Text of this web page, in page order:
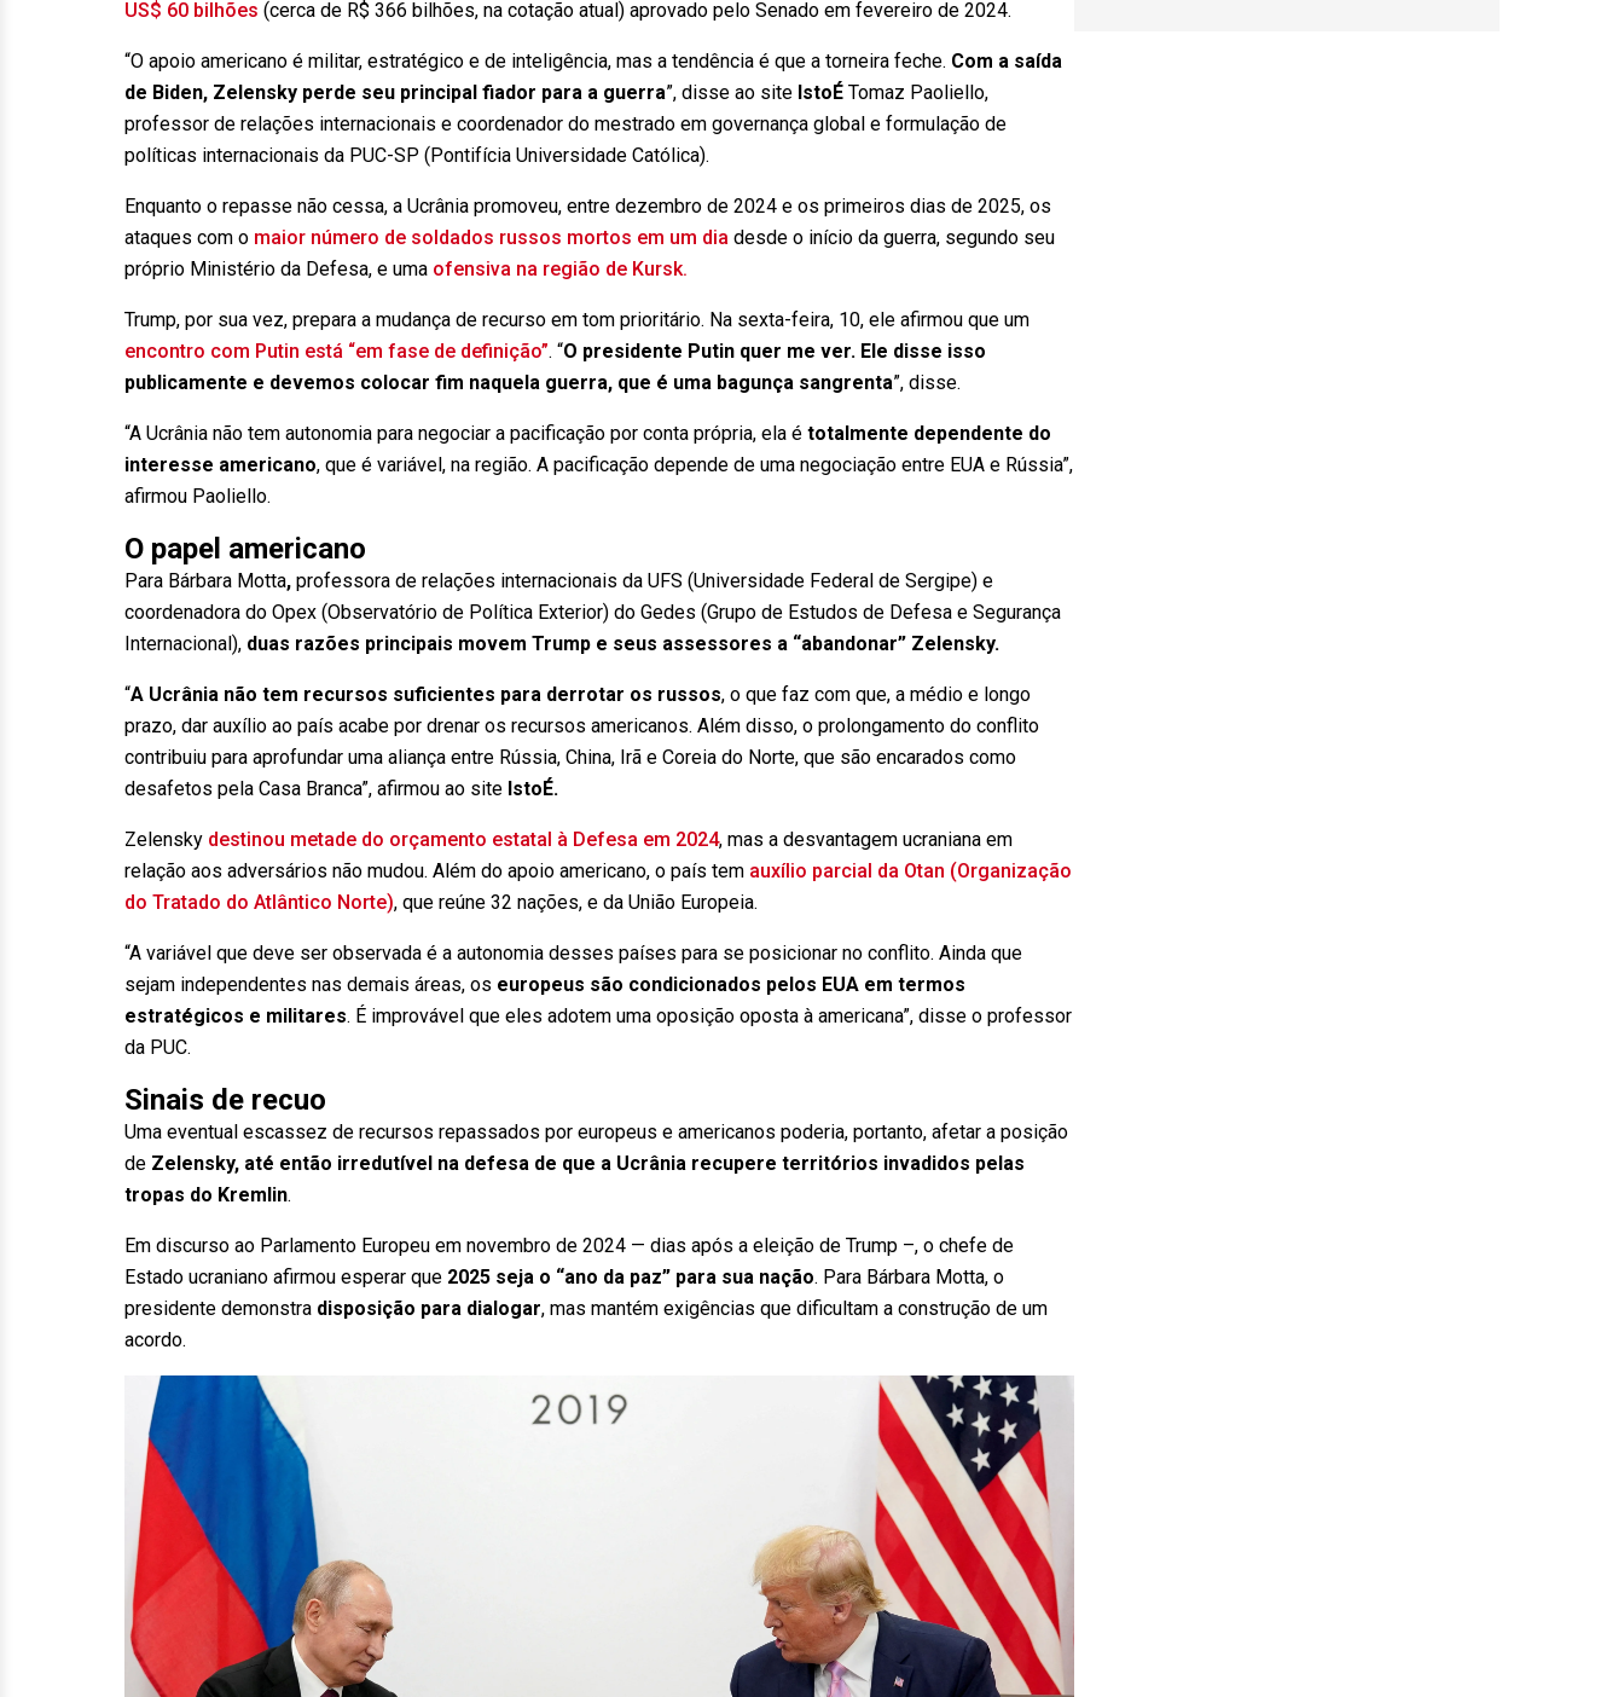
US$ 60 bilhões (cerca de R$ 366 bilhões, na cotação atual) aprovado pelo Senado em fevereiro de 2024.
“O apoio americano é militar, estratégico e de inteligência, mas a tendência é que a torneira feche. Com a saída
de Biden, Zelensky perde seu principal fiador para a guerra”, disse ao site IstoÉ Tomaz Paoliello,
professor de relações internacionais e coordenador do mestrado em governança global e formulação de
políticas internacionais da PUC-SP (Pontifícia Universidade Católica).
Enquanto o repasse não cessa, a Ucrânia promoveu, entre dezembro de 2024 e os primeiros dias de 2025, os
ataques com o maior número de soldados russos mortos em um dia desde o início da guerra, segundo seu
próprio Ministério da Defesa, e uma ofensiva na região de Kursk.
Trump, por sua vez, prepara a mudança de recurso em tom prioritário. Na sexta-feira, 10, ele afirmou que um
encontro com Putin está “em fase de definição”. “O presidente Putin quer me ver. Ele disse isso
publicamente e devemos colocar fim naquela guerra, que é uma bagunça sangrenta”, disse.
“A Ucrânia não tem autonomia para negociar a pacificação por conta própria, ela é totalmente dependente do
interesse americano, que é variável, na região. A pacificação depende de uma negociação entre EUA e Rússia”,
afirmou Paoliello.
O papel americano
Para Bárbara Motta, professora de relações internacionais da UFS (Universidade Federal de Sergipe) e
coordenadora do Opex (Observatório de Política Exterior) do Gedes (Grupo de Estudos de Defesa e Segurança
Internacional), duas razões principais movem Trump e seus assessores a “abandonar” Zelensky.
“A Ucrânia não tem recursos suficientes para derrotar os russos, o que faz com que, a médio e longo
prazo, dar auxílio ao país acabe por drenar os recursos americanos. Além disso, o prolongamento do conflito
contribuiu para aprofundar uma aliança entre Rússia, China, Irã e Coreia do Norte, que são encarados como
desafetos pela Casa Branca”, afirmou ao site IstoÉ.
Zelensky destinou metade do orçamento estatal à Defesa em 2024, mas a desvantagem ucraniana em
relação aos adversários não mudou. Além do apoio americano, o país tem auxílio parcial da Otan (Organização
do Tratado do Atlântico Norte), que reúne 32 nações, e da União Europeia.
“A variável que deve ser observada é a autonomia desses países para se posicionar no conflito. Ainda que
sejam independentes nas demais áreas, os europeus são condicionados pelos EUA em termos
estratégicos e militares. É improvável que eles adotem uma oposição oposta à americana”, disse o professor
da PUC.
Sinais de recuo
Uma eventual escassez de recursos repassados por europeus e americanos poderia, portanto, afetar a posição
de Zelensky, até então irredutível na defesa de que a Ucrânia recupere territórios invadidos pelas
tropas do Kremlin.
Em discurso ao Parlamento Europeu em novembro de 2024 — dias após a eleição de Trump –, o chefe de
Estado ucraniano afirmou esperar que 2025 seja o “ano da paz” para sua nação. Para Bárbara Motta, o
presidente demonstra disposição para dialogar, mas mantém exigências que dificultam a construção de um
acordo.